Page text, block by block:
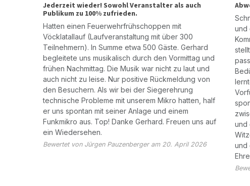
Jederzeit wieder! Sowohl Veranstalter als auch
Publikum zu 100% zufrieden.
Hatten einen Feuerwehrfrühschoppen mit
Vöcklatallauf (Laufveranstaltung mit über 300
Teilnehmern). In Summe etwa 500 Gäste. Gerhard
begleitete uns musikalisch durch den Vormittag und
frühen Nachmittag. Die Musik war nicht zu laut und
auch nicht zu leise. Nur positive Rückmeldung von
den Besuchern. Als wir bei der Siegerehrung
technische Probleme mit unserem Mikro hatten, half
er uns spontan mit seiner Anlage und einem
Funkmikro aus. Top! Danke Gerhard. Freuen uns auf
ein Wiedersehen.
Bewertet von Jürgen Pauzenberger am 20. April 2026
und
und
und